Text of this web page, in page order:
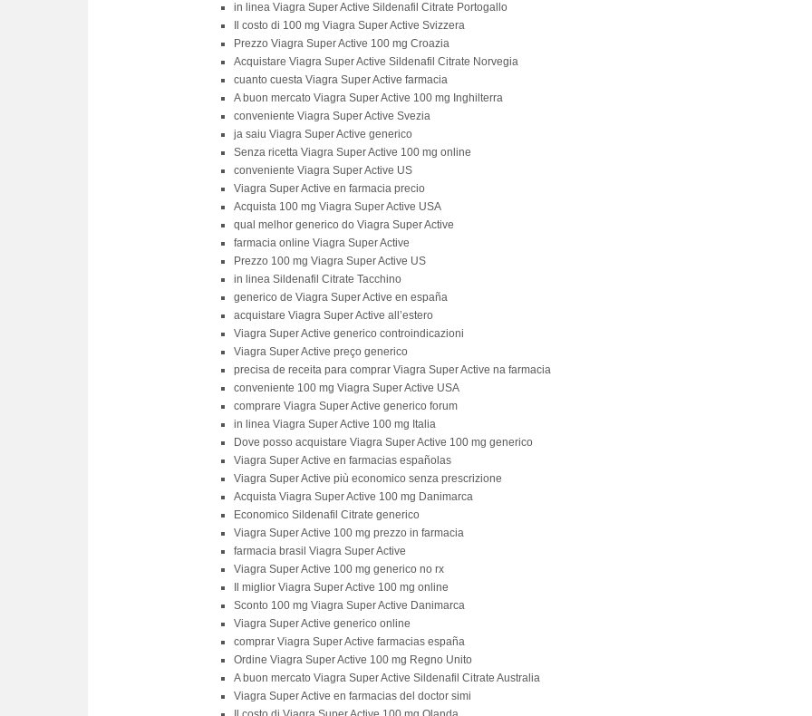
in linea Viagra Super Active Sildenafil Citrate Portogallo
Il costo di 100 mg Viagra Super Active Svizzera
Prezzo Viagra Super Active 100 mg Croazia
Acquistare Viagra Super Active Sildenafil Citrate Norvegia
cuanto cuesta Viagra Super Active farmacia
A buon mercato Viagra Super Active 100 mg Inghilterra
conveniente Viagra Super Active Svezia
ja saiu Viagra Super Active generico
Senza ricetta Viagra Super Active 100 mg online
conveniente Viagra Super Active US
Viagra Super Active en farmacia precio
Acquista 100 mg Viagra Super Active USA
qual melhor generico do Viagra Super Active
farmacia online Viagra Super Active
Prezzo 100 mg Viagra Super Active US
in linea Sildenafil Citrate Tacchino
generico de Viagra Super Active en españa
acquistare Viagra Super Active all’estero
Viagra Super Active generico controindicazioni
Viagra Super Active preço generico
precisa de receita para comprar Viagra Super Active na farmacia
conveniente 100 mg Viagra Super Active USA
comprare Viagra Super Active generico forum
in linea Viagra Super Active 100 mg Italia
Dove posso acquistare Viagra Super Active 100 mg generico
Viagra Super Active en farmacias españolas
Viagra Super Active più economico senza prescrizione
Acquista Viagra Super Active 100 mg Danimarca
Economico Sildenafil Citrate generico
Viagra Super Active 100 mg prezzo in farmacia
farmacia brasil Viagra Super Active
Viagra Super Active 100 mg generico no rx
Il miglior Viagra Super Active 100 mg online
Sconto 100 mg Viagra Super Active Danimarca
Viagra Super Active generico online
comprar Viagra Super Active farmacias españa
Ordine Viagra Super Active 100 mg Regno Unito
A buon mercato Viagra Super Active Sildenafil Citrate Australia
Viagra Super Active en farmacias del doctor simi